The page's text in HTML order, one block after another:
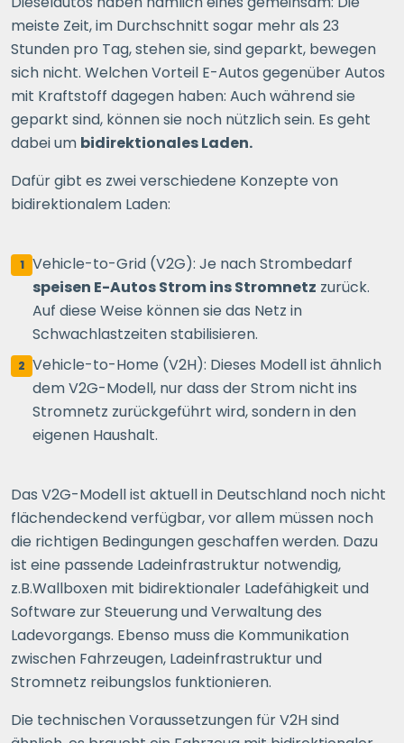
meiste Zeit, im Durchschnitt sogar mehr als 23
Stunden pro Tag, stehen sie, sind geparkt, bewegen
sich nicht. Welchen Vorteil E-Autos gegenüber Autos
mit Kraftstoff dagegen haben: Auch während sie
geparkt sind, können sie noch nützlich sein. Es geht
dabei um bidirektionales Laden.
Dafür gibt es zwei verschiedene Konzepte von
bidirektionalem Laden:
1 Vehicle-to-Grid (V2G): Je nach Strombedarf
speisen E-Autos Strom ins Stromnetz zurück.
Auf diese Weise können sie das Netz in
Schwachlastzeiten stabilisieren.
2 Vehicle-to-Home (V2H): Dieses Modell ist ähnlich
dem V2G-Modell, nur dass der Strom nicht ins
Stromnetz zurückgeführt wird, sondern in den
eigenen Haushalt.
Das V2G-Modell ist aktuell in Deutschland noch nicht
flächendeckend verfügbar, vor allem müssen noch
die richtigen Bedingungen geschaffen werden. Dazu
ist eine passende Ladeinfrastruktur notwendig,
z.B.Wallboxen mit bidirektionaler Ladefähigkeit und
Software zur Steuerung und Verwaltung des
Ladevorgangs. Ebenso muss die Kommunikation
zwischen Fahrzeugen, Ladeinfrastruktur und
Stromnetz reibungslos funktionieren.
Die technischen Voraussetzungen für V2H sind